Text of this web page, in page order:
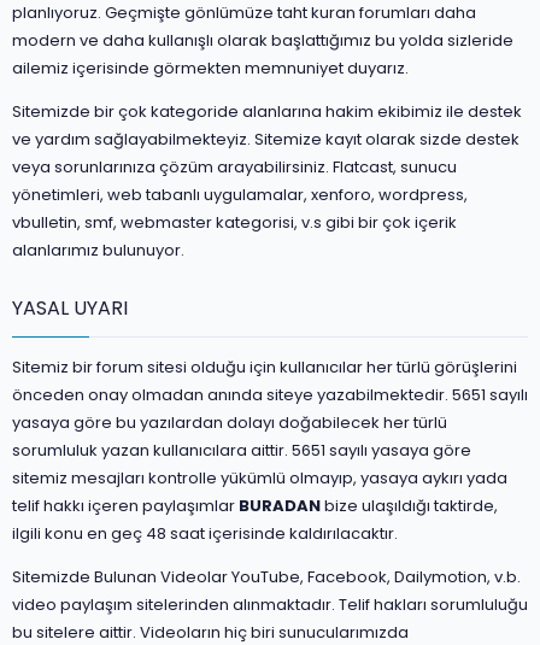
planlıyoruz. Geçmişte gönlümüze taht kuran forumları daha
modern ve daha kullanışlı olarak başlattığımız bu yolda sizleride
ailemiz içerisinde görmekten memnuniyet duyarız.
Sitemizde bir çok kategoride alanlarına hakim ekibimiz ile destek
ve yardım sağlayabilmekteyiz. Sitemize kayıt olarak sizde destek
veya sorunlarınıza çözüm arayabilirsiniz. Flatcast, sunucu
yönetimleri, web tabanlı uygulamalar, xenforo, wordpress,
vbulletin, smf, webmaster kategorisi, v.s gibi bir çok içerik
alanlarımız bulunuyor.
YASAL UYARI
Sitemiz bir forum sitesi olduğu için kullanıcılar her türlü görüşlerini
önceden onay olmadan anında siteye yazabilmektedir. 5651 sayılı
yasaya göre bu yazılardan dolayı doğabilecek her türlü
sorumluluk yazan kullanıcılara aittir. 5651 sayılı yasaya göre
sitemiz mesajları kontrolle yükümlü olmayıp, yasaya aykırı yada
telif hakkı içeren paylaşımlar BURADANbize ulaşıldığı taktirde,
ilgili konu en geç 48 saat içerisinde kaldırılacaktır.
Sitemizde Bulunan Videolar YouTube, Facebook, Dailymotion, v.b.
video paylaşım sitelerinden alınmaktadır. Telif hakları sorumluluğu
bu sitelere aittir. Videoların hiç biri sunucularımızda